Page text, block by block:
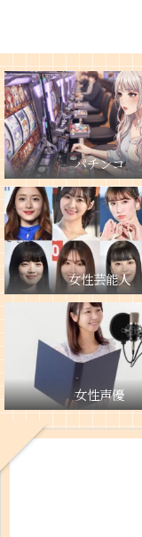
パチンコ
女性芸能人
女性声優